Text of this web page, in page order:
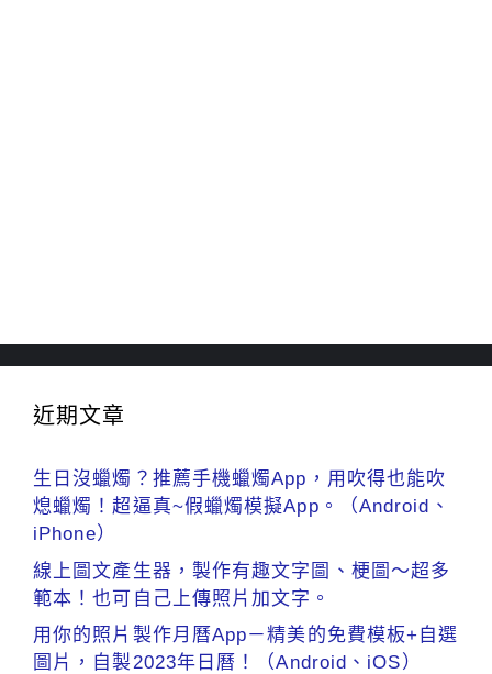
近期文章
生日沒蠟燭？推薦手機蠟燭App，用吹得也能吹
熄蠟燭！超逼真~假蠟燭模擬App。（Android、
iPhone）
線上圖文產生器，製作有趣文字圖、梗圖～超多
範本！也可自己上傳照片加文字。
用你的照片製作月曆App－精美的免費模板+自選
圖片，自製2023年日曆！（Android、iOS）